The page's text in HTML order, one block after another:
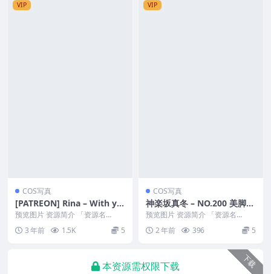
VIP
COS写真
[PATREON] Rina – With yo
u [54P2V-581M]
预览图片 资源简介 「资源名
称」：[Patreon] Rina – With y...
3 年前 1.5K 5
VIP
COS写真
神楽坂真冬 – NO.200 美脚调
教
预览图片 资源简介 「资源名
称」：神楽坂真冬 – NO.200 美脚
调教 [75...
2 年前 396 5
下载
本资源需权限下载